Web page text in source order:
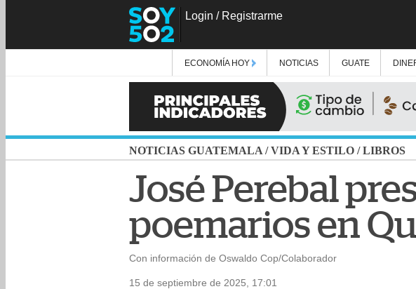
Login / Registrarme
ECONOMÍA HOY NOTICIAS GUATE
NOTICIAS GUATEMALA /VIDA Y ESTILO /LIBROS
José Perebal
poemarios en
Con información de Oswaldo Cop/Colaborador
15 de septiembre de 2025, 17:01